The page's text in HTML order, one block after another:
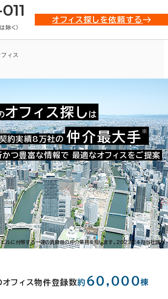
く）
オフィス探しを依頼する
ィス
い合わせ番号：009-00957
38
筋線) 4番口 12分
) 南出口 12分
オフィス探し は
約実績8万社の 仲介最大手 ※
かつ豊富な情報で 最適なオフィスをご提案
ビルに付帯する一連の賃貸借の仲介業務を指します。2023年4月当社調べ
オフィス物件登録数約 60,000棟